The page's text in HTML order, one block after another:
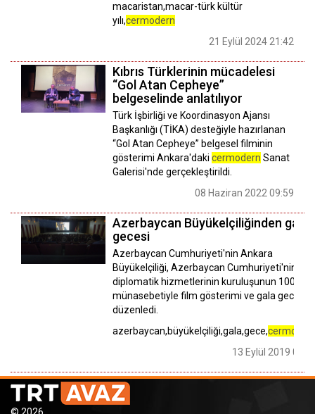
macaristan,macar-türk kültür
yılı,cermodern
21 Eylül 2024 21:42
Kıbrıs Türklerinin mücadelesi
“Gol Atan Cepheye”
belgeselinde anlatılıyor
Türk İşbirliği ve Koordinasyon Ajansı
Başkanlığı (TİKA) desteğiyle hazırlanan
“Gol Atan Cepheye” belgesel filminin
gösterimi Ankara'daki cermodern Sanat
Galerisi'nde gerçekleştirildi.
08 Haziran 2022 09:59
Azerbaycan Büyükelçiliğinden gala
gecesi
Azerbaycan Cumhuriyeti'nin Ankara
Büyükelçiliği, Azerbaycan Cumhuriyeti'nin
diplomatik hizmetlerinin kuruluşunun 100. yılı
münasebetiyle film gösterimi ve gala gecesi
düzenledi.
azerbaycan,büyükelçiliği,gala,gece,
13 Eylül 2019